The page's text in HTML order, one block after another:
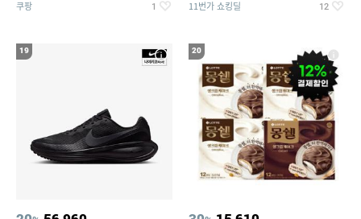
쿠팡 1 11번가 쇼킹딜 12
19 20